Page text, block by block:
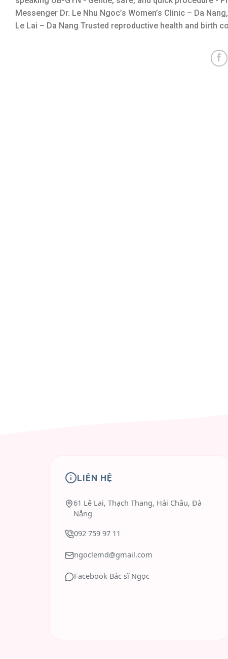
Messenger Dr. Le Nhu Ngoc’s Women’s Clinic – Da
Le Lai – Da Nang Trusted reproductive health and birth
LIÊN HỆ
61 Lê Lai, Thạch Thang, Hải Châu, Đà
Nẵng
092 759 97 11
ngoclemd@gmail.com
Facebook Bác sĩ Ngọc